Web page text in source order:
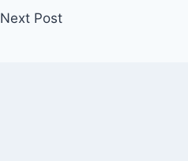
Next Post